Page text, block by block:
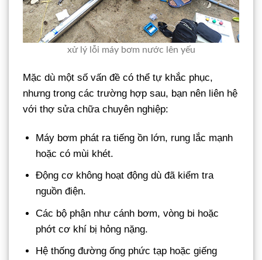
xử lý lỗi máy bơm nước lên yếu
Mặc dù một số vấn đề có thể tự khắc phục,
nhưng trong các trường hợp sau, bạn nên liên hệ
với thợ sửa chữa chuyên nghiệp:
Máy bơm phát ra tiếng ồn lớn, rung lắc mạnh
hoặc có mùi khét.
Động cơ không hoạt động dù đã kiểm tra
nguồn điện.
Các bộ phận như cánh bơm, vòng bi hoặc
phớt cơ khí bị hỏng nặng.
Hệ thống đường ống phức tạp hoặc giếng